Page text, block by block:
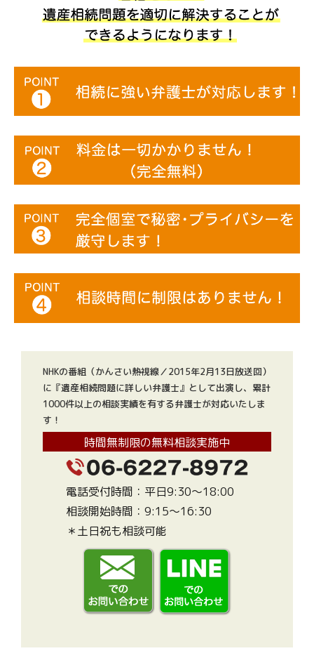
NHKの番組（かんさい熱視線／2015年2月13日放送回）
に『遺産相続問題に詳しい弁護士』として出演し、累計
1000件以上の相談実績を有する弁護士が対応いたしま
す！
時間無制限の無料相談実施中
電話受付時間：平日9:30～18:00
相談開始時間：9:15～16:30
＊土日祝も相談可能